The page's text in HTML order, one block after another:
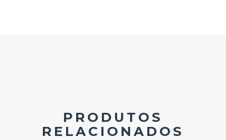
PRODUTOS
RELACIONADOS